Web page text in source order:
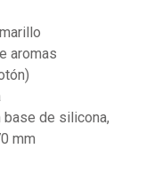
aromas
base de silicona,
mm